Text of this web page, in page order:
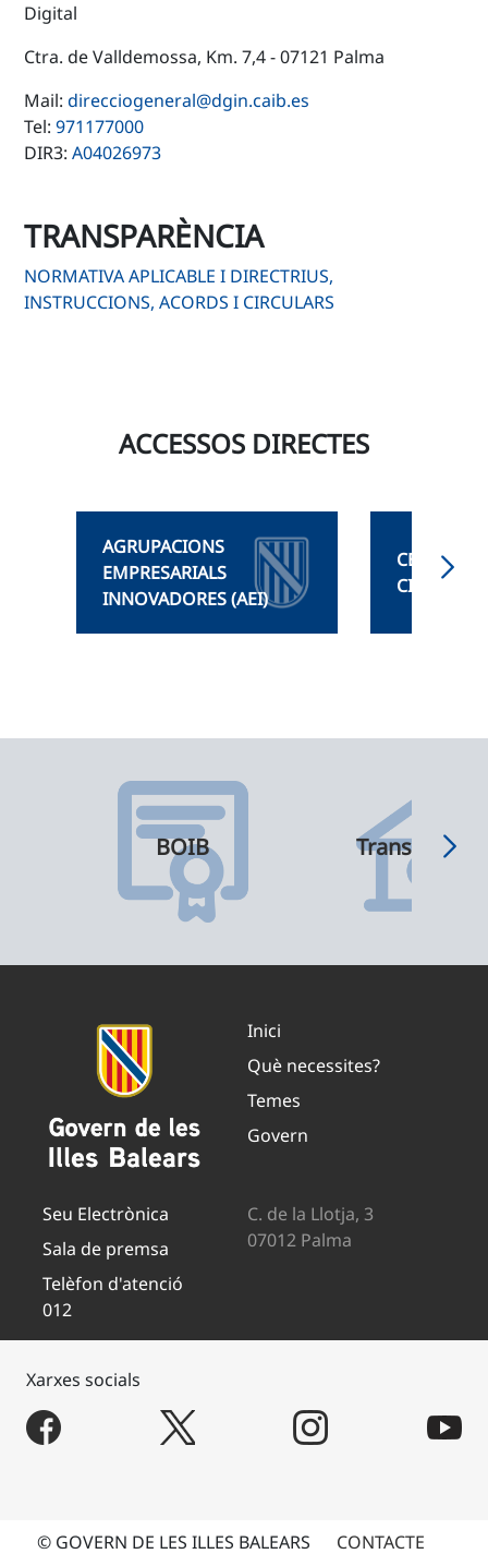
Digital
Ctra. de Valldemossa, Km. 7,4 - 07121 Palma
Mail:direcciogeneral@dgin.caib.es
Tel:971177000
DIR3:A04026973
TRANSPARÈNCIA
NORMATIVA APLICABLE I DIRECTRIUS,
INSTRUCCIONS, ACORDS I CIRCULARS
ACCESSOS DIRECTES
AGRUPACIONS
EMPRESARIALS
INNOVADORES (AEI)
CENTRE
BOIB
Inici
Què necessites?
Temes
Govern
Seu Electrònica
Sala de premsa
Telèfon d'atenció
012
C. de la Llotja, 3
07012 Palma
Xarxes socials
© GOVERN DE LES ILLES BALEARS CONTACTE